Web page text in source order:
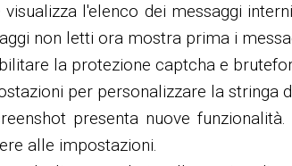
l'elenco dei messaggi
non letti ora mostra prima i
la protezione captcha e
per personalizzare la
presenta nuove
alle impostazioni.